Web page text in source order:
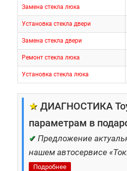
Замена стекла люка
Установка стекла двери
Замена стекла двери
Ремонт стекла люка
Установка стекла люка
★ ДИАГНОСТИКА
параметрам в
✔ Предложение
нашем автосервисе
Подробнее